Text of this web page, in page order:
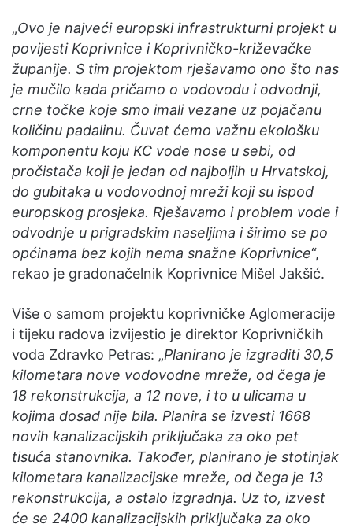
„Ovo je najveći europski infrastrukturni projekt u
povijesti Koprivnice i Koprivničko-križevačke
županije. S tim projektom rješavamo ono što nas
je mučilo kada pričamo o vodovodu i odvodnji,
crne točke koje smo imali vezane uz pojačanu
količinu padalinu. Čuvat ćemo važnu ekološku
komponentu koju KC vode nose u sebi, od
pročistača koji je jedan od najboljih u Hrvatskoj,
do gubitaka u vodovodnoj mreži koji su ispod
europskog prosjeka. Rješavamo i problem vode i
odvodnje u prigradskim naseljima i širimo se po
općinama bez kojih nema snažne Koprivnice“,
rekao je gradonačelnik Koprivnice Mišel Jakšić.
Više o samom projektu koprivničke Aglomeracije
i tijeku radova izvijestio je direktor Koprivničkih
voda Zdravko Petras: „Planirano je izgraditi 30,5
kilometara nove vodovodne mreže, od čega je
18 rekonstrukcija, a 12 nove, i to u ulicama u
kojima dosad nije bila. Planira se izvesti 1668
novih kanalizacijskih priključaka za oko pet
tisuća stanovnika. Također, planirano je stotinjak
kilometara kanalizacijske mreže, od čega je 13
rekonstrukcija, a ostalo izgradnja. Uz to, izvest
će se 2400 kanalizacijskih priključaka za oko